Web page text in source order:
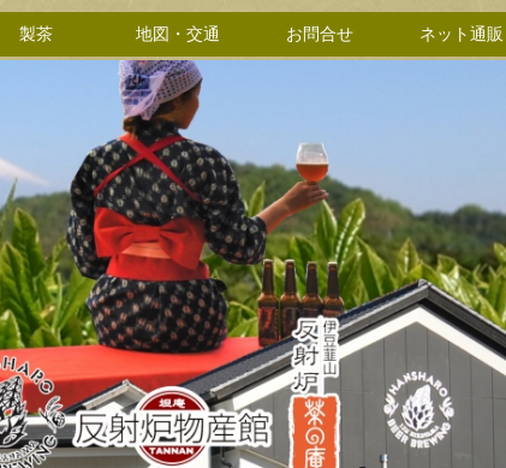
製茶 地図・交通 お問合せ ネット通販